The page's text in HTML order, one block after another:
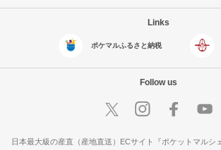
Links
ポケマルふるさと納税
Follow us
日本最大級の産直（産地直送）ECサイト『ポケットマルシ